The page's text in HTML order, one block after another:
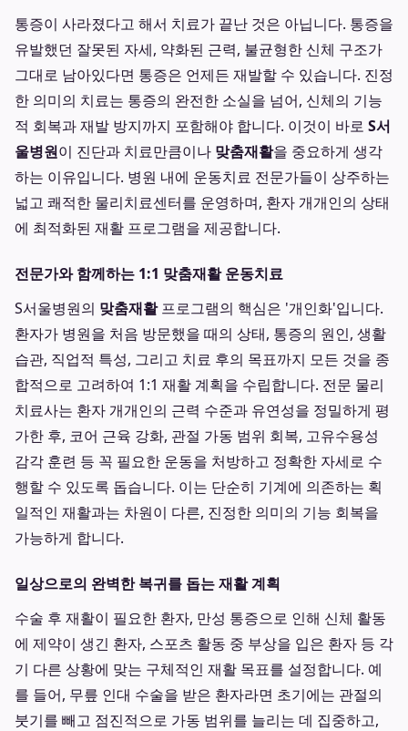
통증이 사라졌다고 해서 치료가 끝난 것은 아닙니다. 통증을
유발했던 잘못된 자세, 약화된 근력, 불균형한 신체 구조가
그대로 남아있다면 통증은 언제든 재발할 수 있습니다. 진정
한 의미의 치료는 통증의 완전한 소실을 넘어, 신체의 기능
적 회복과 재발 방지까지 포함해야 합니다. 이것이 바로 S서
울병원이 진단과 치료만큼이나 맞춤재활을 중요하게 생각
하는 이유입니다. 병원 내에 운동치료 전문가들이 상주하는
넓고 쾌적한 물리치료센터를 운영하며, 환자 개개인의 상태
에 최적화된 재활 프로그램을 제공합니다.
전문가와 함께하는 1:1 맞춤재활 운동치료
S서울병원의 맞춤재활프로그램의 핵심은 '개인화'입니다.
환자가 병원을 처음 방문했을 때의 상태, 통증의 원인, 생활
습관, 직업적 특성, 그리고 치료 후의 목표까지 모든 것을 종
합적으로 고려하여 1:1 재활 계획을 수립합니다. 전문 물리
치료사는 환자 개개인의 근력 수준과 유연성을 정밀하게 평
가한 후, 코어 근육 강화, 관절 가동 범위 회복, 고유수용성
감각 훈련 등 꼭 필요한 운동을 처방하고 정확한 자세로 수
행할 수 있도록 돕습니다. 이는 단순히 기계에 의존하는 획
일적인 재활과는 차원이 다른, 진정한 의미의 기능 회복을
가능하게 합니다.
일상으로의 완벽한 복귀를 돕는 재활 계획
수술 후 재활이 필요한 환자, 만성 통증으로 인해 신체 활동
에 제약이 생긴 환자, 스포츠 활동 중 부상을 입은 환자 등 각
기 다른 상황에 맞는 구체적인 재활 목표를 설정합니다. 예
를 들어, 무릎 인대 수술을 받은 환자라면 초기에는 관절의
붓기를 빼고 점진적으로 가동 범위를 늘리는 데 집중하고,